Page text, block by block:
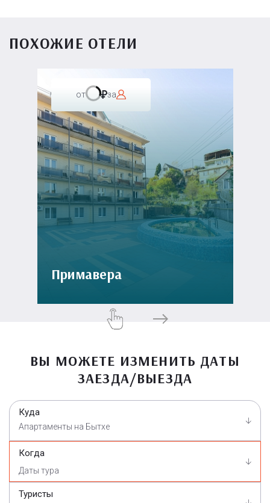
ПОХОЖИЕ ОТЕЛИ
от за
Примавера
ВЫ МОЖЕТЕ ИЗМЕНИТЬ ДАТЫ
ЗАЕЗДА/ВЫЕЗДА
Куда
Апартаменты на Бытхе
Когда
Туристы